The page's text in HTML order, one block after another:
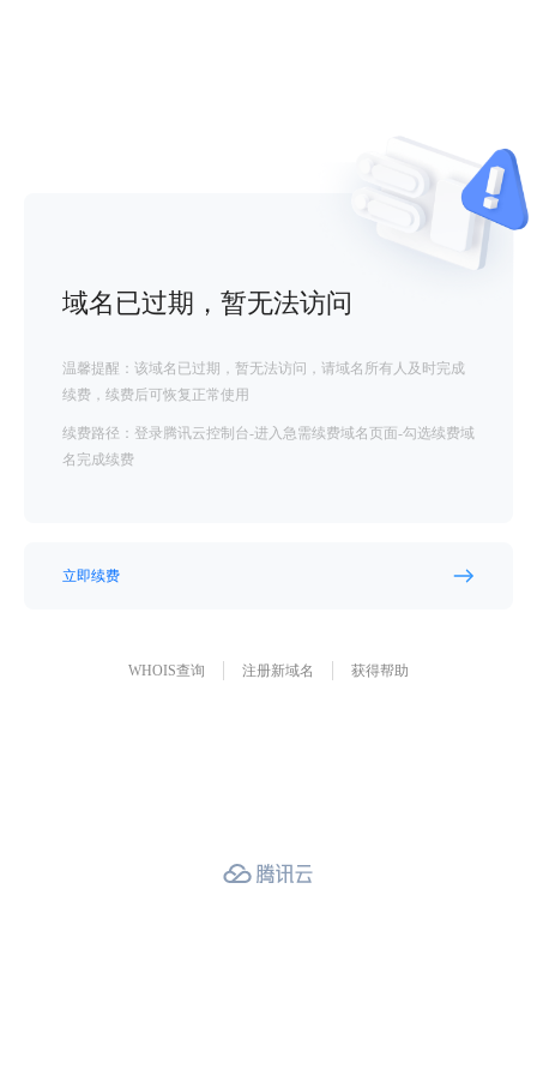
域名已过期，暂无法访问
温馨提醒：该域名已过期，暂无法访问，请域名所有人及时完成
续费，续费后可恢复正常使用
续费路径：登录腾讯云控制台-进入急需续费域名页面-勾选续费域
名完成续费
立即续费
WHOIS查询 注册新域名 获得帮助